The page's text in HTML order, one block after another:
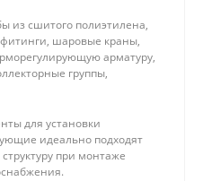
из сшитого полиэтилена,
шаровые краны,
арматуру,
группы,
для установки
идеально подходят
при монтаже